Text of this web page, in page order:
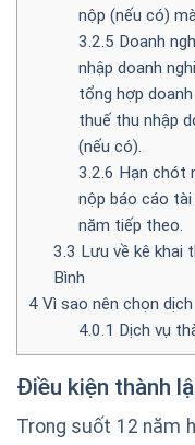
nộp (nếu có)
3.2.5 Doanh
nhập doanh
tổng hợp
thuế thu nhập
(nếu có).
3.2.6 Hạn chót
nộp báo cáo
năm tiếp theo.
3.3 Lưu về kê khai
Bình
4 Vì sao nên chọn
4.0.1 Dịch vụ
Điều kiện thành
Trong suốt 12 năm